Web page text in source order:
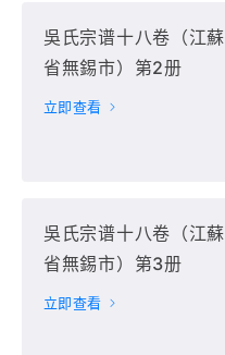
吳氏宗谱十八卷（江蘇
省無錫市）第2册
立即查看
吳氏宗谱十八卷（江蘇
省無錫市）第3册
立即查看